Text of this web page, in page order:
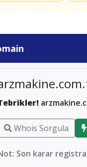
Whois Sorgula
Son karar